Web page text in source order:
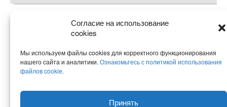
Согласие на использование
cookies
Мы используем файлы cookies для корректного функционирования
нашего сайта и аналитики. Ознакомьтесь с политикой использования
файлов cookie.
Принять
Посмотреть все цены на рекламное ТВ.
© KeenVision, 2026 - универсальная IPTV-платформа для Digital